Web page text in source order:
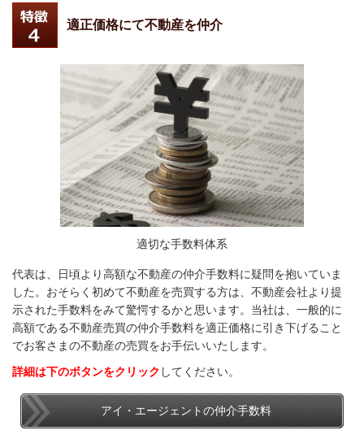
適正価格にて不動産を仲介
適切な手数料体系
代表は、日頃より高額な不動産の仲介手数料に疑問を抱いていま
した。おそらく初めて不動産を売買する方は、不動産会社より提
示された手数料をみて驚愕するかと思います。当社は、一般的に
高額である不動産売買の仲介手数料を適正価格に引き下げること
でお客さまの不動産の売買をお手伝いいたします。
詳細は下のボタンをクリック してください。
アイ・エージェントの仲介手数料